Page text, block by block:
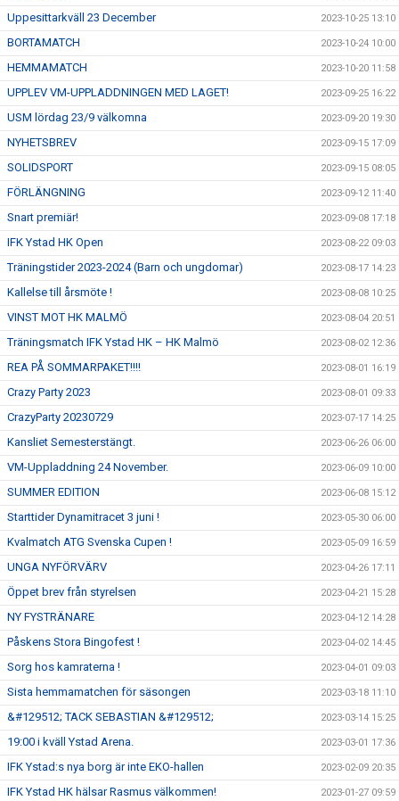
Uppesittarkväll 23 December 2023-10-25 13:10
BORTAMATCH 2023-10-24 10:00
HEMMAMATCH 2023-10-20 11:58
UPPLEV VM-UPPLADDNINGEN MED LAGET! 2023-09-25 16:22
USM lördag 23/9 välkomna 2023-09-20 19:30
NYHETSBREV 2023-09-15 17:09
SOLIDSPORT 2023-09-15 08:05
FÖRLÄNGNING 2023-09-12 11:40
Snart premiär! 2023-09-08 17:18
IFK Ystad HK Open 2023-08-22 09:03
Träningstider 2023-2024 (Barn och ungdomar) 2023-08-17 14:23
Kallelse till årsmöte ! 2023-08-08 10:25
VINST MOT HK MALMÖ 2023-08-04 20:51
Träningsmatch IFK Ystad HK – HK Malmö 2023-08-02 12:36
REA PÅ SOMMARPAKET!!!! 2023-08-01 16:19
Crazy Party 2023 2023-08-01 09:33
CrazyParty 20230729 2023-07-17 14:25
Kansliet Semesterstängt. 2023-06-26 06:00
VM-Uppladdning 24 November. 2023-06-09 10:00
SUMMER EDITION 2023-06-08 15:12
Starttider Dynamitracet 3 juni ! 2023-05-30 06:00
Kvalmatch ATG Svenska Cupen ! 2023-05-09 16:59
UNGA NYFÖRVÄRV 2023-04-26 17:11
Öppet brev från styrelsen 2023-04-21 15:28
NY FYSTRÄNARE 2023-04-12 14:28
Påskens Stora Bingofest ! 2023-04-02 14:45
Sorg hos kamraterna ! 2023-04-01 09:03
Sista hemmamatchen för säsongen 2023-03-18 11:10
&#129512; TACK SEBASTIAN &#129512; 2023-03-14 15:25
19:00 i kväll Ystad Arena. 2023-03-01 17:36
IFK Ystad:s nya borg är inte EKO-hallen 2023-02-09 20:35
IFK Ystad HK hälsar Rasmus välkommen! 2023-01-27 09:59